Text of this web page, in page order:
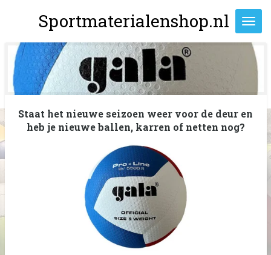
naar
hoofdinhoud
Sportmaterialenshop.nl
Staat het nieuwe seizoen weer voor de deur en
heb je nieuwe ballen, karren of netten nog?